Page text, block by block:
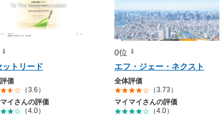
ットリード
価
（3.6）
イさんの評価
（4.0）
0位
エフ・ジェー・ネクスト
全体評価
（3.73）
マイマイさんの評価
（4.0）